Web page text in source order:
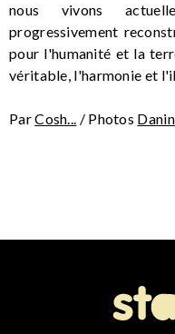
nous vivons
progressivement
pour l'humanité et la
véritable, l'harmonie et
ParCosh... / Photos